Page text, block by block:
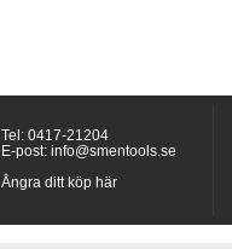
Tel: 0417-21204
E-post: info@smentools.se
Ångra ditt köp här